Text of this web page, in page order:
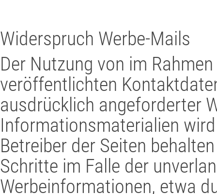
Widerspruch Werbe-Mails
Der Nutzung von im
veröffentlichten
ausdrücklich angeforderter
Informationsmaterialien
Betreiber der Seiten
Schritte im Falle der
Werbeinformationen, etwa